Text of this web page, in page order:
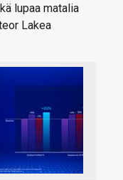
lupaa matalia
Lakea